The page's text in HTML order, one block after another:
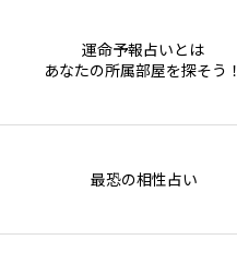
運命予報占いとは
あなたの所属部屋を探そう！
最恐の相性占い